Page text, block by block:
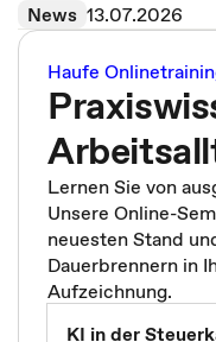
News 13.07.2026
Haufe
Lernen Sie von
Unsere Online-
neuesten Stand
Dauerbrennern in
Aufzeichnung.
KI in der